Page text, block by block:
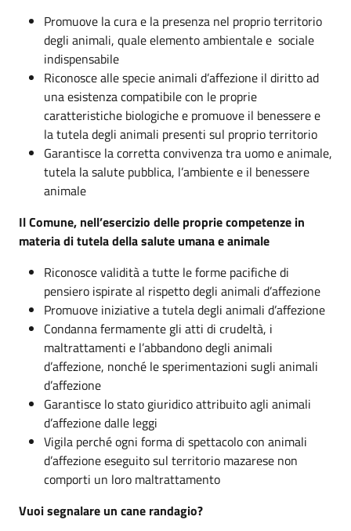
Promuove la cura e la presenza nel proprio territorio
degli animali, quale elemento ambientale e sociale
indispensabile
Riconosce alle specie animali d’affezione il diritto ad
una esistenza compatibile con le proprie
caratteristiche biologiche e promuove il benessere e
la tutela degli animali presenti sul proprio territorio
Garantisce la corretta convivenza tra uomo e animale,
tutela la salute pubblica, l’ambiente e il benessere
animale
Il Comune, nell’esercizio delle proprie competenze in
materia di tutela della salute umana e animale
Riconosce validità a tutte le forme pacifiche di
pensiero ispirate al rispetto degli animali d’affezione
Promuove iniziative a tutela degli animali d’affezione
Condanna fermamente gli atti di crudeltà, i
maltrattamenti e l’abbandono degli animali
d’affezione, nonché le sperimentazioni sugli animali
d’affezione
Garantisce lo stato giuridico attribuito agli animali
d’affezione dalle leggi
Vigila perché ogni forma di spettacolo con animali
d’affezione eseguito sul territorio mazarese non
comporti un loro maltrattamento
Vuoi segnalare un cane randagio?